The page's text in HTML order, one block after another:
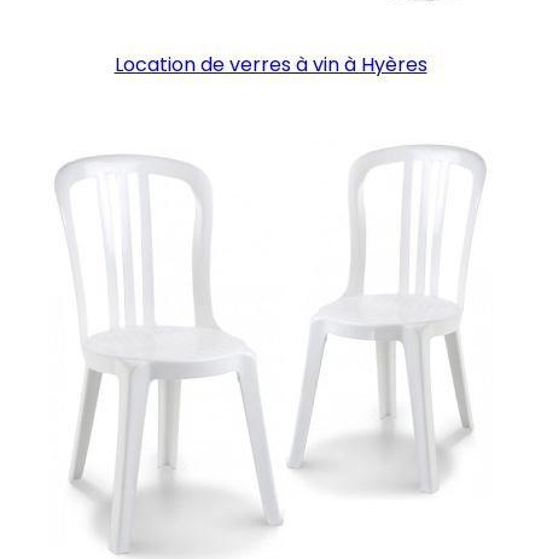
Location de verres à vin à Hyères